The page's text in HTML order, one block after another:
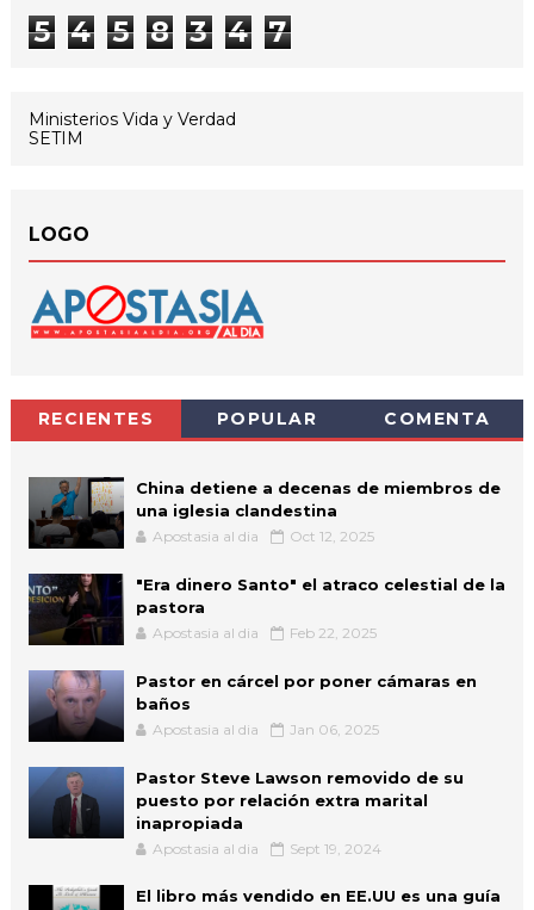
5 4 5 8 3 4 7
Ministerios Vida y Verdad
SETIM
LOGO
RECIENTES POPULAR COMENTA
China detiene a decenas de miembros de
una iglesia clandestina
Apostasia al dia Oct 12, 2025
"Era dinero Santo" el atraco celestial de la
pastora
Apostasia al dia Feb 22, 2025
Pastor en cárcel por poner cámaras en
baños
Apostasia al dia Jan 06, 2025
Pastor Steve Lawson removido de su
puesto por relación extra marital
inapropiada
Apostasia al dia Sept 19, 2024
El libro más vendido en EE.UU es una guía